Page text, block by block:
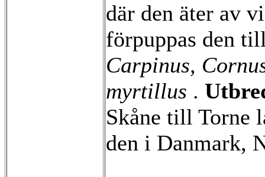
där den äter av
förpuppas den
Carpinus,
myrtillus .
Skåne till Torne
den i Danmark,